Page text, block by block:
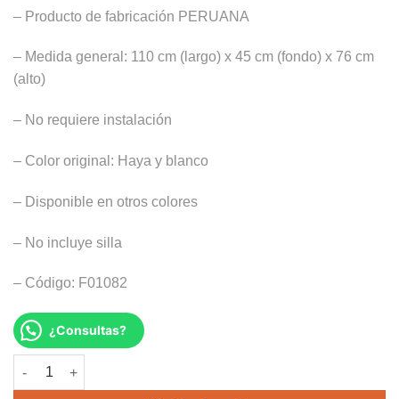
– Producto de fabricación PERUANA
– Medida general: 110 cm (largo) x 45 cm (fondo) x 76 cm
(alto)
– No requiere instalación
– Color original: Haya y blanco
– Disponible en otros colores
– No incluye silla
– Código: F01082
¿Consultas?
ESCRITORIO JADENA cantidad